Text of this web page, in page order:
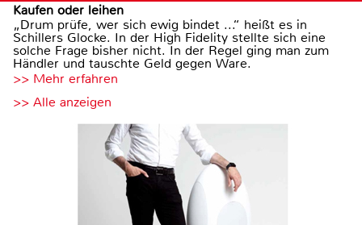
Kaufen oder leihen
„Drum prüfe, wer sich ewig bindet ...“ heißt es in
Schillers Glocke. In der High Fidelity stellte sich eine
solche Frage bisher nicht. In der Regel ging man zum
Händler und tauschte Geld gegen Ware.
>> Mehr erfahren
>> Alle anzeigen